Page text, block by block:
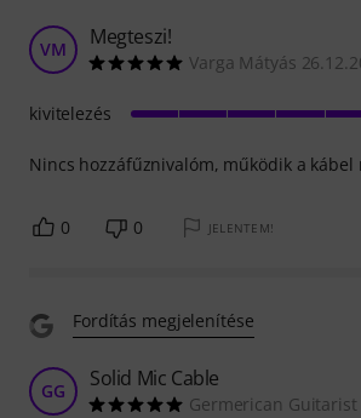
VM Megteszi!
Varga Mátyás
Nincs hozzáfűznivalóm, működik a kábel
kivitelezés
0 0 JELENTEM!
Fordítás megjelenítése
GG Solid Mic Cable
Germerican Guitarist